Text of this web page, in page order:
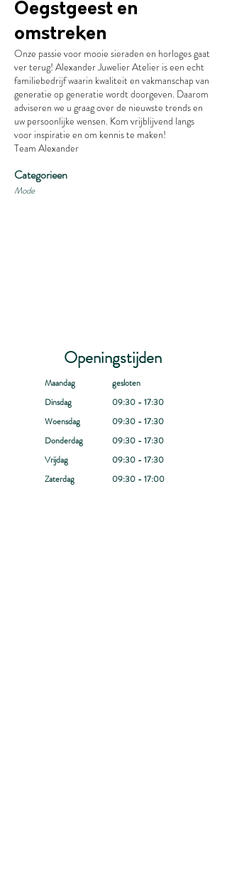
Oegstgeest en
omstreken
Onze passie voor mooie sieraden en horloges gaat
ver terug! Alexander Juwelier Atelier is een echt
familiebedrijf waarin kwaliteit en vakmanschap van
generatie op generatie wordt doorgeven. Daarom
adviseren we u graag over de nieuwste trends en
uw persoonlijke wensen. Kom vrijblijvend langs
voor inspiratie en om kennis te maken!
Team Alexander
Mode
Categorieen
Openingstijden
Maandag
Dinsdag
Woensdag
Donderdag
Vrijdag
Zaterdag
gesloten
09:30 - 17:30
09:30 - 17:30
09:30 - 17:30
09:30 - 17:30
09:30 - 17:00